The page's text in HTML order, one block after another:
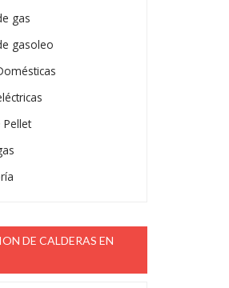
gas
gasoleo
Pellet
DE CALDERAS EN